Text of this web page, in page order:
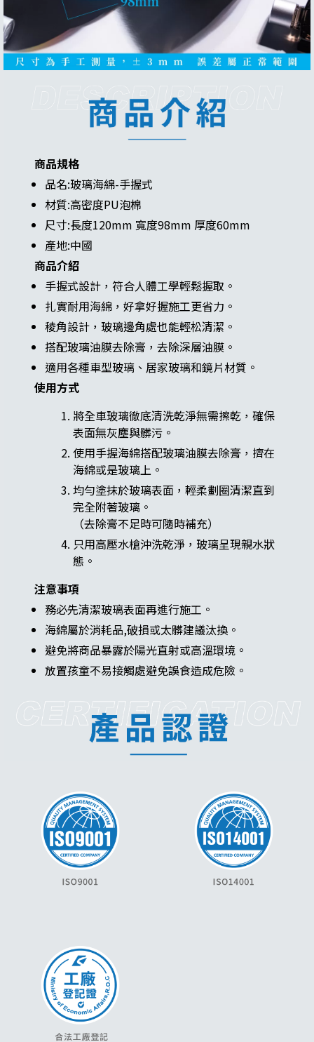
商品規格
品名:玻璃海綿-手握式
材質:高密度PU泡棉
尺寸:長度120mm 寬度98mm 厚度60mm
產地:中國
商品介紹
手握式設計，符合人體工學輕鬆握取。
扎實耐用海綿，好拿好握施工更省力。
稜角設計，玻璃邊角處也能輕松清潔。
搭配玻璃油膜去除膏，去除深層油膜。
適用各種車型玻璃、居家玻璃和鏡片材質。
使用方式
將全車玻璃徹底清洗乾淨無需擦乾，確保
表面無灰塵與髒污。
使用手握海綿搭配玻璃油膜去除膏，擠在
海綿或是玻璃上。
均勻塗抹於玻璃表面，輕柔劃圈清潔直到
完全附著玻璃。
（去除膏不足時可隨時補充）
只用高壓水槍沖洗乾淨，玻璃呈現親水狀
態。
注意事項
務必先清潔玻璃表面再進行施工。
海綿屬於消耗品,破損或太髒建議汰換。
避免將商品暴露於陽光直射或高溫環境。
放置孩童不易接觸處避免誤食造成危險。